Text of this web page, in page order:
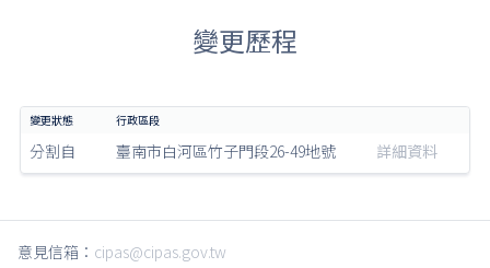
變更歷程
分割自 臺南市白河區竹子門段26-49地號 詳細資料
意見信箱： cipas@cipas.gov.tw